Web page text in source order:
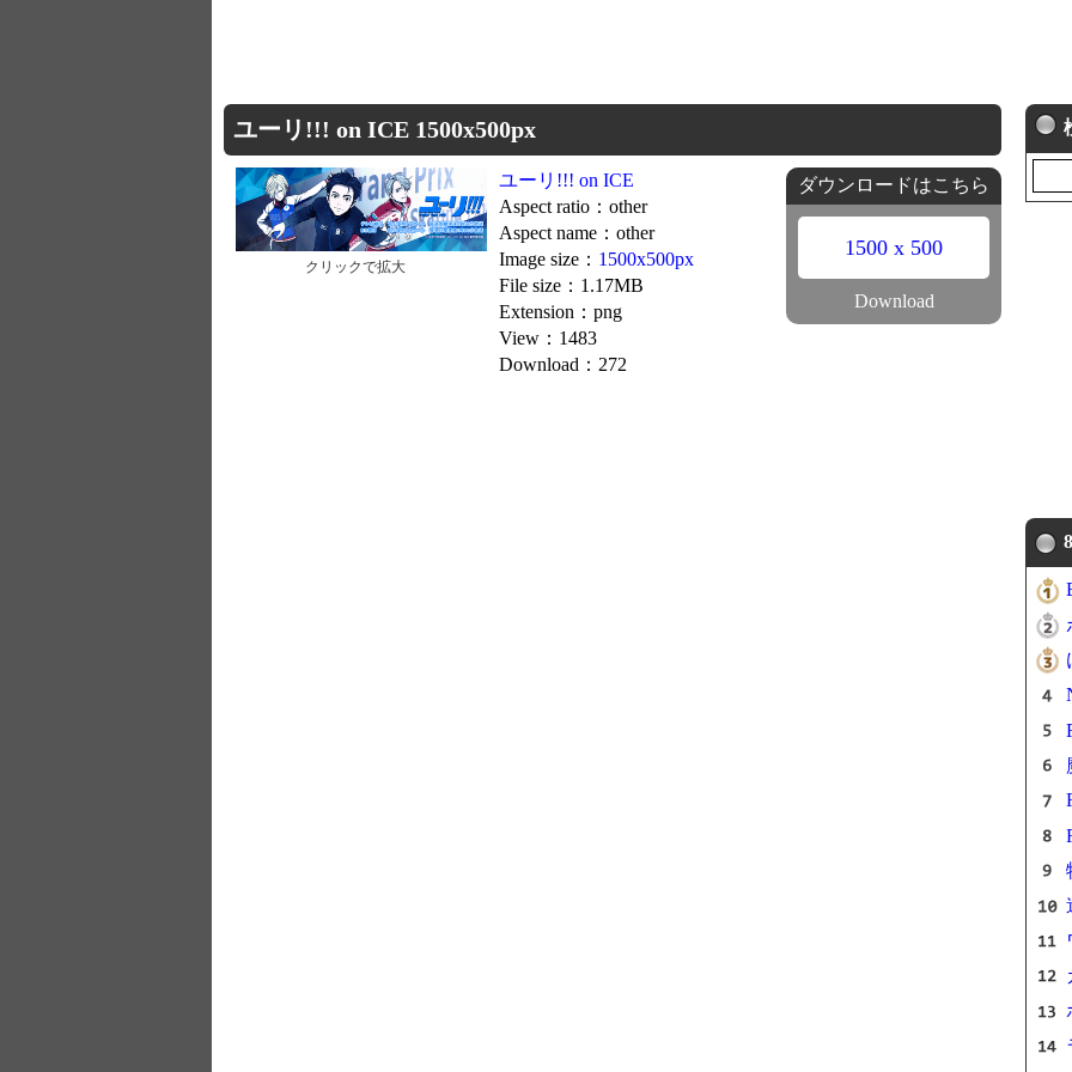
ユーリ!!! on ICE 1500x500px
クリックで拡大
ユーリ!!! on ICE
Aspect ratio：other
Aspect name：other
Image size： 1500x500px
File size：1.17MB
Extension：png
View：1483
Download：272
ダウンロードはこちら
1500 x 500
Download